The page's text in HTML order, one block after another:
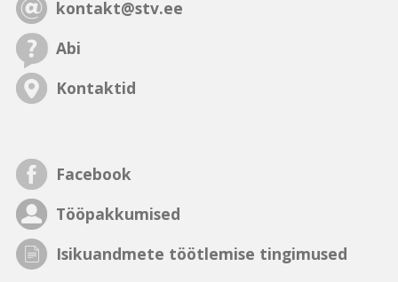
kontakt@stv.ee
Abi
Kontaktid
Facebook
Tööpakkumised
Isikuandmete töötlemise tingimused